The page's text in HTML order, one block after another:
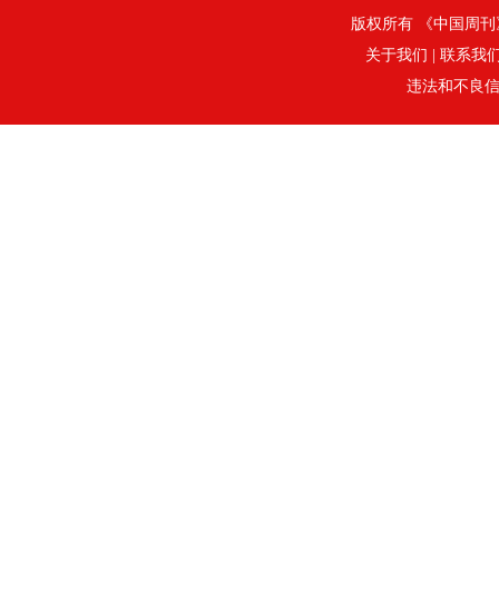
版权所有 《中国周刊
关于我们
联系我
违法和不良